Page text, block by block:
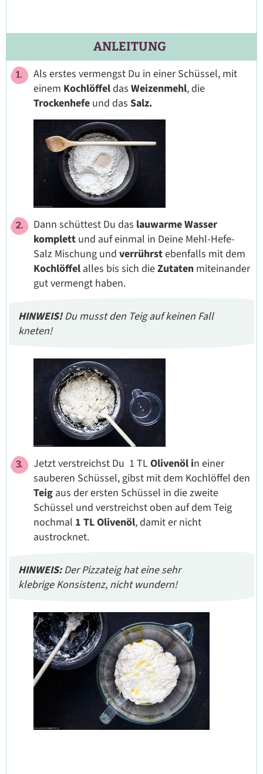
ANLEITUNG
Als erstes vermengst Du in einer Schüssel, mit
einem Kochlöffeldas Weizenmehl, die
Trockenhefe und das Salz.
Dann schüttest Du das lauwarme Wasser
komplett und auf einmal in Deine Mehl-Hefe-
Salz Mischung und verrührstebenfalls mit dem
Kochlöffel alles bis sich dieZutaten miteinander
gut vermengt haben.
HINWEIS!Du musst den Teig auf keinen Fall
kneten!
Jetzt verstreichst Du 1 TLOlivenöl in einer
sauberen Schüssel, gibst mit dem Kochlöffel den
Teig aus der ersten Schüssel in die zweite
Schüssel und verstreichst oben auf dem Teig
nochmal 1 TL Olivenöl, damit er nicht
austrocknet.
HINWEIS:Der Pizzateig hat eine sehr
klebrige Konsistenz, nicht wundern!